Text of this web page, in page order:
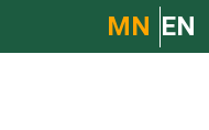
МN EN